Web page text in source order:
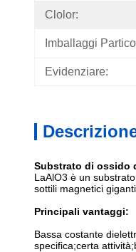
Clolor:
Imballaggi
Evidenziare:
Substrato di ossido
LaAlO3 è un
sottili magnetici
Principali vantaggi:
Bassa costante
specifica;certa